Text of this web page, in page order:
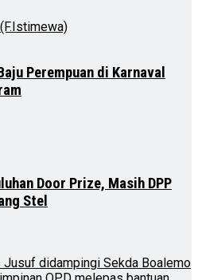
Perempuan di Karnaval
Door Prize, Masih DPP
Stel